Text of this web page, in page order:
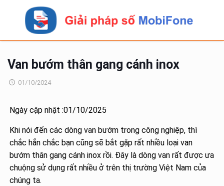
Van bướm thân gang cánh inox
01/10/2024
Ngày cập nhật :01/10/2025
Khi nói đến các dòng van bướm trong công nghiệp, thì
chắc hẳn chắc bạn cũng sẽ bắt gặp rất nhiều loại van
bướm thân gang cánh inox rồi. Đây là dòng van rất được ưa
chuộng sử dụng rất nhiều ở trên thị trường Việt Nam của
chúng ta.